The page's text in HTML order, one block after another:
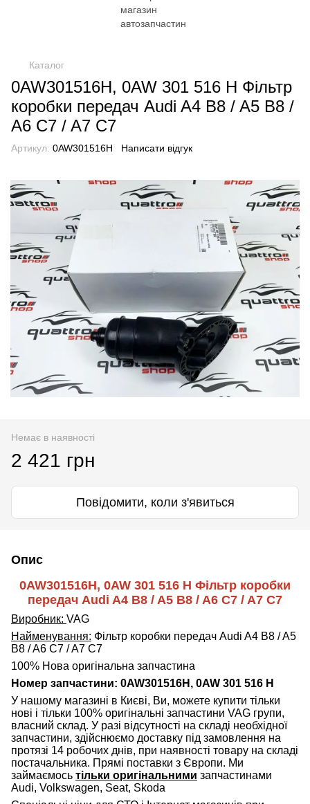
Каталог
0AW301516H, 0AW 301 516 H Фільтр
коробки передач Audi A4 B8 / A5 B8 /
A6 C7 / A7 C7
Артикул: 0AW301516H Написати відгук
Немає в наявності
2 421 грн
Повідомити, коли з'явиться
Опис
0AW301516H, 0AW 301 516 H Фільтр коробки
передач Audi A4 B8 / A5 B8 / A6 C7 / A7 C7
Виробник: VAG
Найменування: Фільтр коробки передач Audi A4 B8 / A5
B8 / A6 C7 / A7 C7
100% Нова оригінальна запчастина
Номер запчастини: 0AW301516H, 0AW 301 516 H
У нашому магазині в Києві, Ви, можете купити тільки
нові і тільки 100% оригінальні запчастини VAG групи,
власний склад. У разі відсутності на складі необхідної
запчастини, здійснюємо доставку під замовлення на
протязі 14 робочих днів, при наявності товару на складі
постачальника. Прямі поставки з Європи. Ми
займаємось тільки оригінальними запчастинами
Audi, Volkswagen, Seat, Skoda